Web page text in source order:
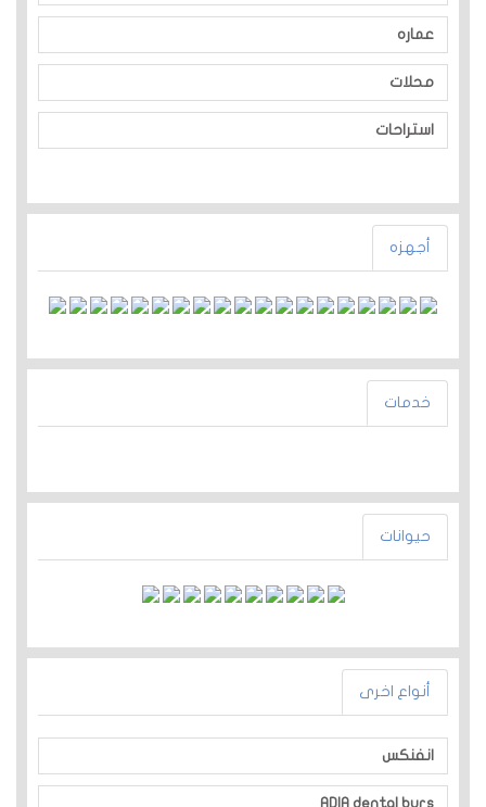
عماره
محلات
استراحات
أجهزه
خدمات
حيوانات
أنواع اخرى
انفنكس
ADIA dental burs